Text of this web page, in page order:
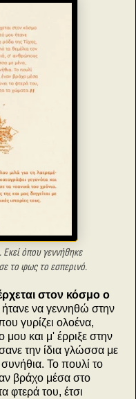
όπου γεννήθηκε
το φως το εσπερινό.
στον κόσμο ο
να γεννηθώ στην
γυρίζει ολοένα,
μου και μ' έρριξε στην
την ίδια γλώσσα με
Το πουλί το
βράχο μέσα στο
φτερά του, έτσι